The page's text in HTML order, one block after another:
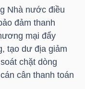
Nhà nước điều
đảm thanh
mại đẩy
tạo dư địa giảm
chặt dòng
cân thanh toán